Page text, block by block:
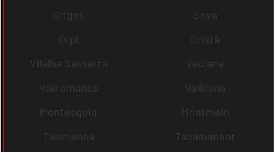
Sitges
Seva
Orpí
Oristà
Vilalba Sasserra
Veciana
Vallromanes
Vallirana
Montesquiu
Montmeló
Talamanca
Tagamanent